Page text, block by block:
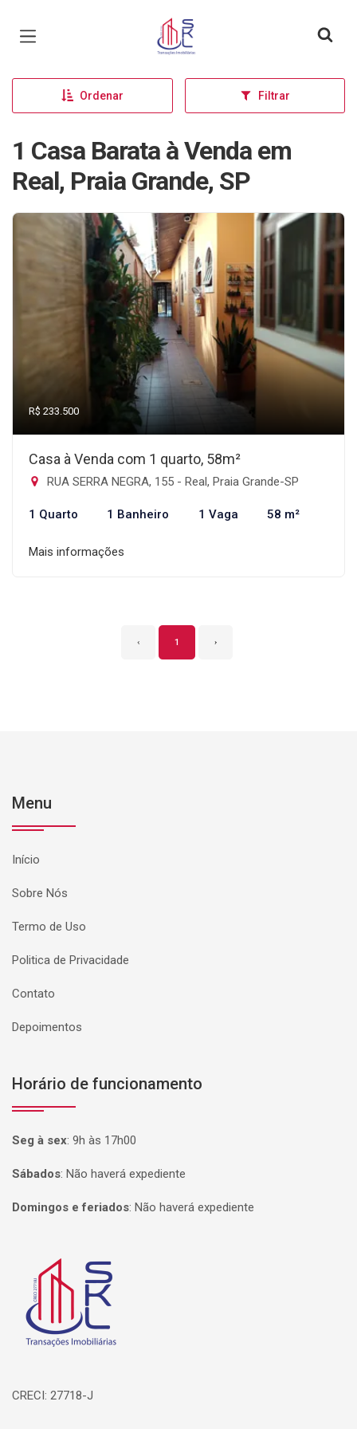
Página inicial
Ordenar Filtrar
1 Casa Barata à Venda em
Real, Praia Grande, SP
R$ 233.500
Casa à Venda com 1 quarto, 58m²
RUA SERRA NEGRA, 155 - Real, Praia Grande-SP
1 Quarto 1 Banheiro 1 Vaga 58 m²
Mais informações
‹ 1 ›
Menu
Início
Sobre Nós
Termo de Uso
Politica de Privacidade
Contato
Depoimentos
Horário de funcionamento
Seg à sex: 9h às 17h00
Sábados: Não haverá expediente
Domingos e feriados: Não haverá expediente
Página inicial
CRECI: 27718-J